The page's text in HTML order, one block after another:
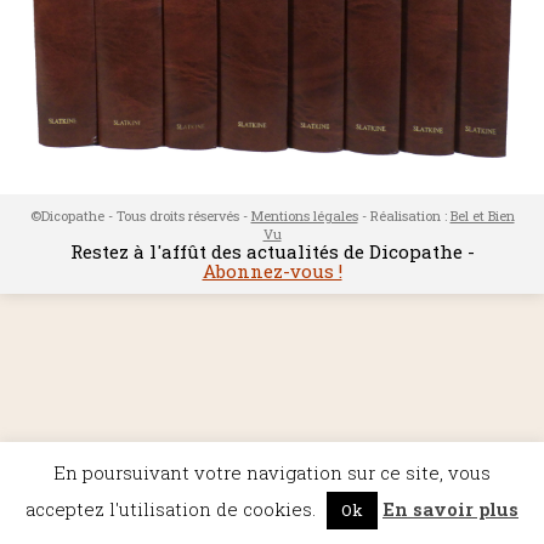
©Dicopathe - Tous droits réservés - Mentions légales- Réalisation : Bel et Bien
Vu
Restez à l'affût des actualités de Dicopathe -
Abonnez-vous !
En poursuivant votre navigation sur ce site, vous
acceptez l'utilisation de cookies.
Ok En savoir plus